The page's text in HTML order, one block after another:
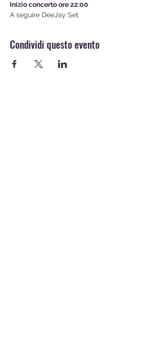
Inizio concerto ore 22:00
A seguire DeeJay Set
Condividi questo evento